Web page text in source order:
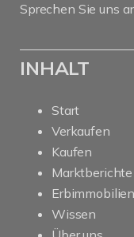
Sprechen Sie uns
INHALT
Start
Verkaufen
Kaufen
Marktberichte
Erbimmobilien
Wissen